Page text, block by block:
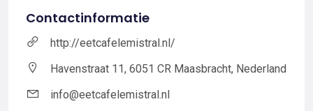
Contactinformatie
http://eetcafelemistral.nl/
Havenstraat 11, 6051 CR Maasbracht, Nederland
info@eetcafelemistral.nl